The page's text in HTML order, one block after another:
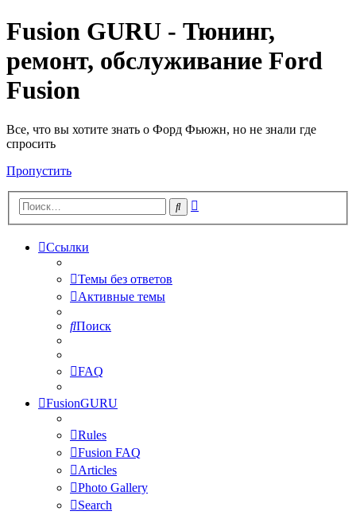
Fusion GURU - Тюнинг,
ремонт, обслуживание Ford
Fusion
Все, что вы хотите знать о Форд Фьюжн, но не знали где
спросить
Пропустить
Поиск
Ссылки
Темы без ответов
Активные темы
Поиск
FAQ
FusionGURU
Rules
Fusion FAQ
Articles
Photo Gallery
Search